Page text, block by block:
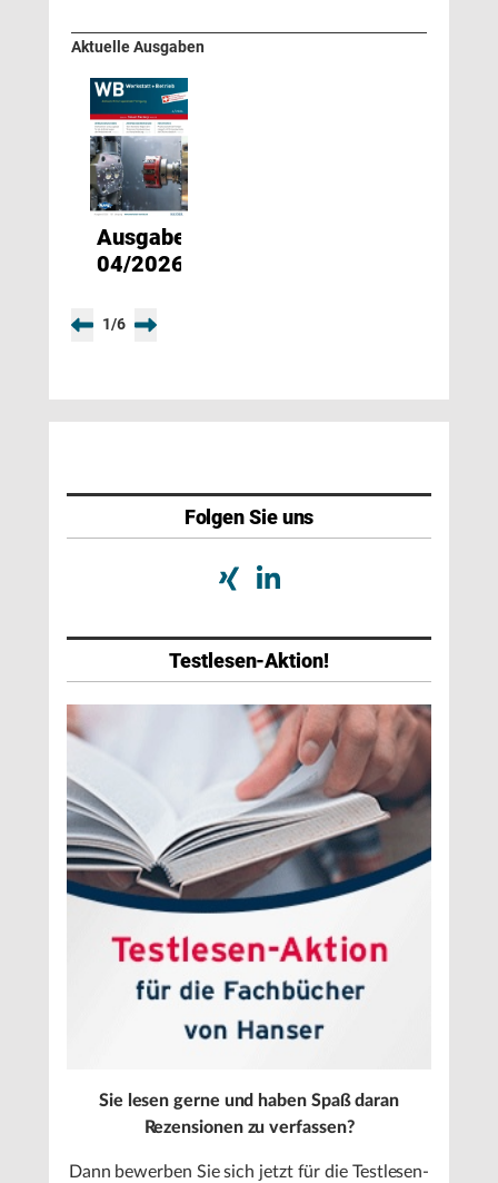
Aktuelle Ausgaben
Ausgabe
04/2026
1/6
Folgen Sie uns
Testlesen-Aktion!
Sie lesen gerne und haben Spaß daran
Rezensionen zu verfassen?
Dann bewerben Sie sich jetzt für die Testlesen-